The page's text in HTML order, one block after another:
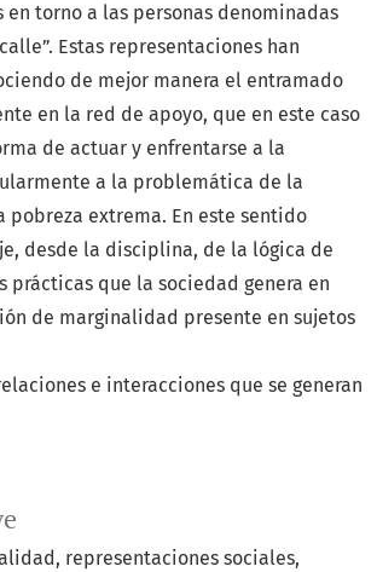
representaciones sociales
en torno a las personas denominadas
Estas representaciones han
de mejor manera el entramado
en la red de apoyo, que en este caso
de actuar y enfrentarse a la
a la problemática de la
pobreza extrema. En este sentido
desde la disciplina, de la lógica de
prácticas que la sociedad genera en
de marginalidad presente en sujetos
e interacciones que se generan